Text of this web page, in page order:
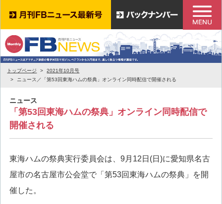
トップページ
2021年10月号
ニュース／「第53回東海ハムの祭典」オンライン同時配信で開催される
ニュース
「第53回東海ハムの祭典」オンライン同時配信で
開催される
東海ハムの祭典実行委員会は、9月12日(日)に愛知県名古
屋市の名古屋市公会堂で「第53回東海ハムの祭典」を開
催した。